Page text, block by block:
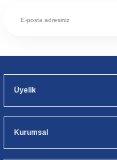
Üyelik
Kurumsal